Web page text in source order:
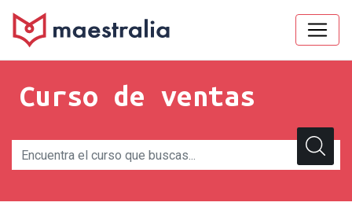
Curso de ventas